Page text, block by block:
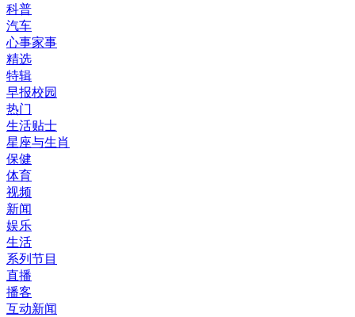
科普
汽车
心事家事
精选
特辑
早报校园
热门
生活贴士
星座与生肖
保健
体育
视频
新闻
娱乐
生活
系列节目
直播
播客
互动新闻